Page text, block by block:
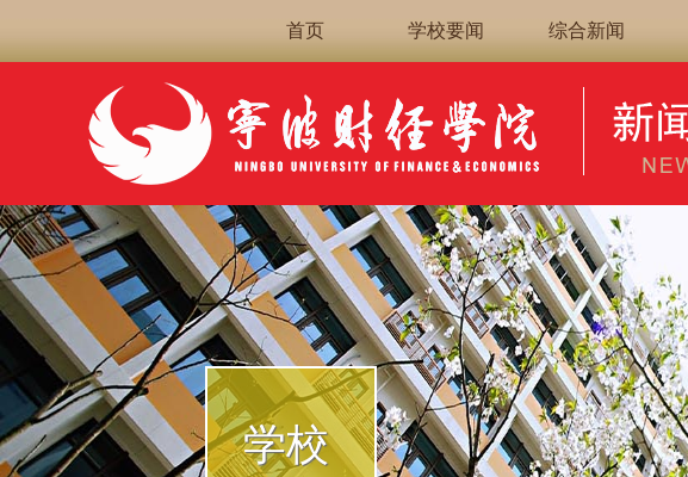
首页 学校要闻 综合新闻
学校